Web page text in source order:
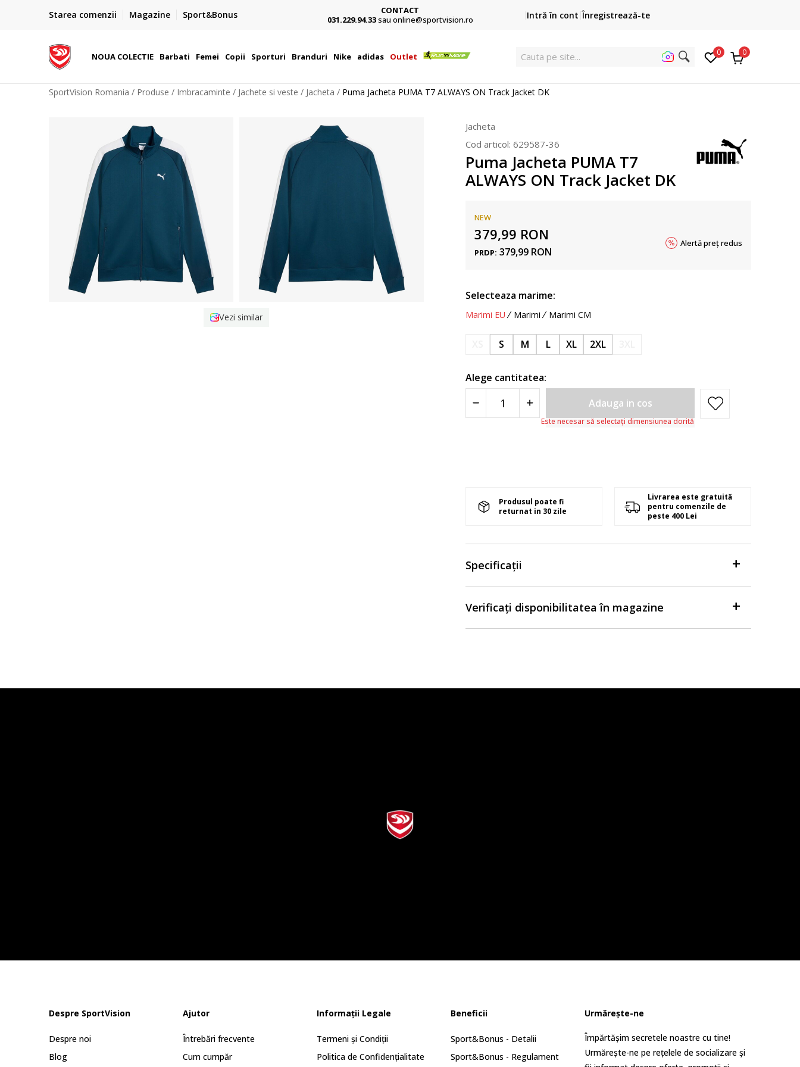
Starea comenzii Magazine Sport&Bonus
Plateste cu cardul in siguranta prin WSPay - Visa, MasterCard,
CONTACT
031.229.94.33sau online@sportvision.ro
Cumpără acum, plateste mai târziu
3 rate fără dobândă fără card de credit cu Klarna
Intră în cont Înregistrează-te
NOUA COLECTIE Barbati Femei Copii Sporturi Branduri Nike adidas Outlet Cauta 0 0
SportVision Romania Produse Imbracaminte Jachete si veste Jacheta Puma Jacheta PUMA T7 ALWAYS ON Track Jacket DK
Vezi similar
Jacheta
Cod articol: 629587-36
Puma Jacheta PUMA T7
ALWAYS ON Track Jacket DK
NEW
379,99 RON
PRDP: 379,99 RON
Alertă preț redus
Selecteaza marime:
Marimi EU Marimi Marimi CM
S M L XL 2XL
Alege cantitatea:
Adauga in cos
Este necesar să selectați dimensiunea dorită
Produsul poate fi
returnat in 30 zile
Livrarea este gratuită
pentru comenzile de
peste 400 Lei
Specificații
Verificați disponibilitatea în magazine
Despre SportVision
Despre noi
Blog
Ajutor
Întrebări frecvente
Cum cumpăr
Informații Legale
Termeni și Condiții
Politica de Confidențialitate
Beneficii
Sport&Bonus - Detalii
Sport&Bonus - Regulament
Urmărește-ne
Împărtășim secretele noastre cu tine!
Urmărește-ne pe rețelele de socializare și